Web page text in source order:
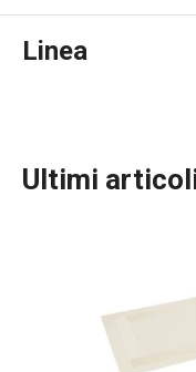
Linea
Servire in
Ultimi